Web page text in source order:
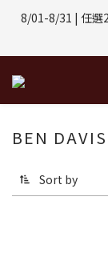
8/01-8/31 | 任選
8/01-8/31 | 任選
8/
8/
8/01-8/31 | 任選
BEN DAVIS
Sort by